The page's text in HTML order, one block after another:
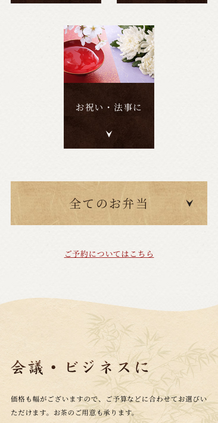
お祝い・法事に
全てのお弁当
ご予約についてはこちら
価格も幅がございますので、ご予算などに合わせてお選びい
ただけます。お茶のご用意も承ります。